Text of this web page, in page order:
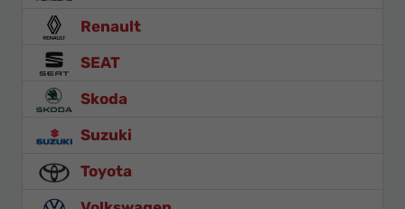
Renault
SEAT
Skoda
Suzuki
Toyota